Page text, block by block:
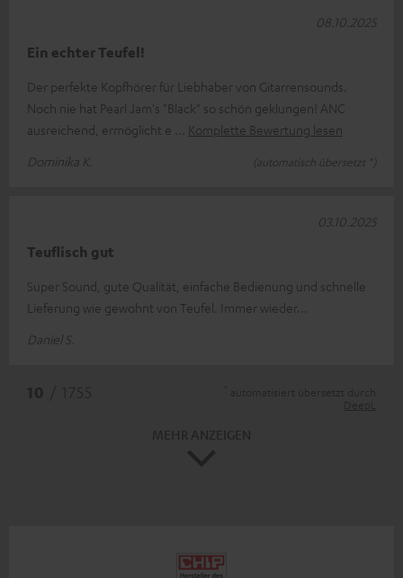
Ein echter Teufel!
Der perfekte Kopfhörer für Liebhaber von Gitarrensounds.
Noch nie hat Pearl Jam's "Black" so schön geklungen! ANC
ausreichend, ermöglicht e
Komplette Bewertung lesen
Dominika K.
(automatisch übersetzt *)
08.10.2025
Teuflisch gut
Super Sound, gute Qualität, einfache Bedienung und schnelle
Lieferung wie gewohnt von Teufel. Immer wieder...
Daniel S.
03.10.2025